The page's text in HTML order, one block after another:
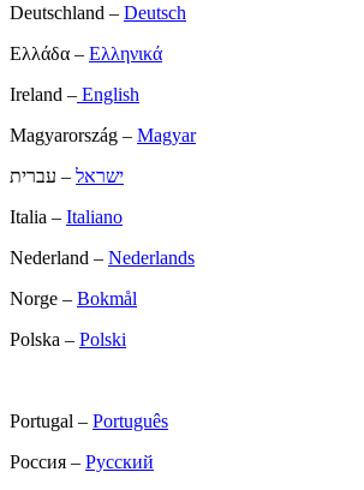
Deutschland – Deutsch
Ελλάδα – Ελληνικά
Ireland – English
Magyarország – Magyar
ישראל – עברית
Italia – Italiano
Nederland – Nederlands
Norge – Bokmål
Polska – Polski
Portugal – Português
Россия – Русский